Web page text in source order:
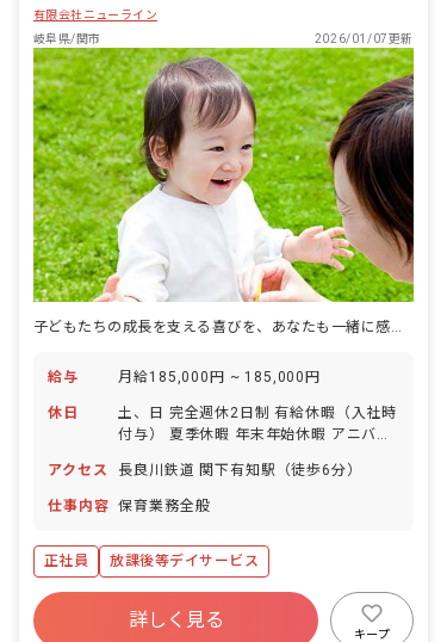
有限会社ニューライン
岐阜県/関市
2026/01/07更新
子どもたちの成長を支える喜びを、あなたも一緒に感じませんか？
給与 月給185,000円 ~ 185,000円
休日
土、日 完全週休2日制 有給休暇（入社時
付与） 夏季休暇 年末年始休暇 アニバー
介護休暇(有給) 子の看護等休暇(有給)
アクセス 長良川鉄道 関下有知駅（徒歩6分）
仕事内容 保育業務全般
正社員 放課後等デイサービス
詳しく見る
キープ